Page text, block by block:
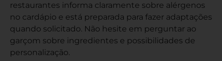
restaurantes informa claramente sobre alérgenos
no cardápio e está preparada para fazer adaptações
quando solicitado. Não hesite em perguntar ao
garçom sobre ingredientes e possibilidades de
personalização.